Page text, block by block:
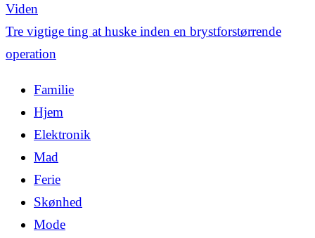
Viden
Tre vigtige ting at huske inden en brystforstørrende
operation
Familie
Hjem
Elektronik
Mad
Ferie
Skønhed
Mode